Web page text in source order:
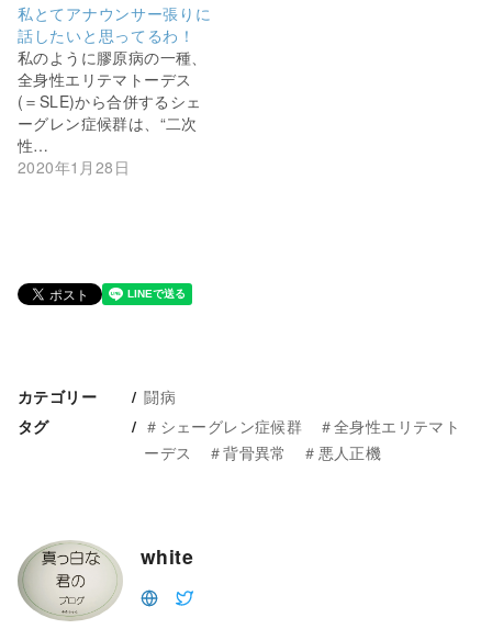
私とてアナウンサー張りに
話したいと思ってるわ！
私のように膠原病の一種、
全身性エリテマトーデス
(＝SLE)から合併するシェ
ーグレン症候群は、“二次
性…
2020年1月28日
カテゴリー 闘病
タグ
＃シェーグレン症候群 ＃全身性エリテマト
ーデス ＃背骨異常 ＃悪人正機
white